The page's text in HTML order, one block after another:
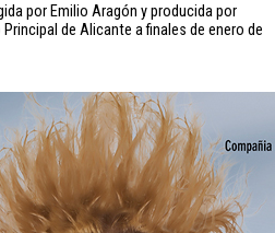
por Emilio Aragón y producida por
de Alicante a finales de enero de